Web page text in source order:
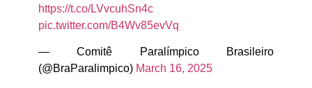
https://t.co/LVvcuhSn4c
pic.twitter.com/B4Wv85evVq
— Comitê Paralímpico Brasileiro
(@BraParalimpico) March 16, 2025